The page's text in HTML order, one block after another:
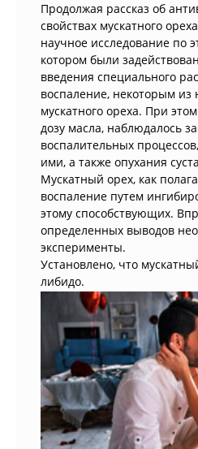
Продолжая рассказ об
свойствах мускатного
научное исследование по
котором были
введения специального
воспаление, некоторым из
мускатного ореха. При
дозу масла, наблюдалось
воспалительных
ими, а также опухания
Мускатный орех, как
воспаление путем
этому способствующих.
определенных выводов
эксперименты.
Установлено, что
либидо.